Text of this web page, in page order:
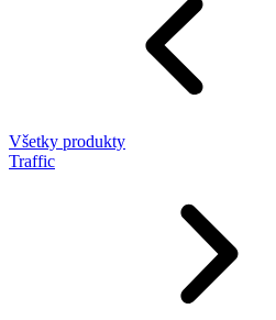
Všetky produkty
Traffic